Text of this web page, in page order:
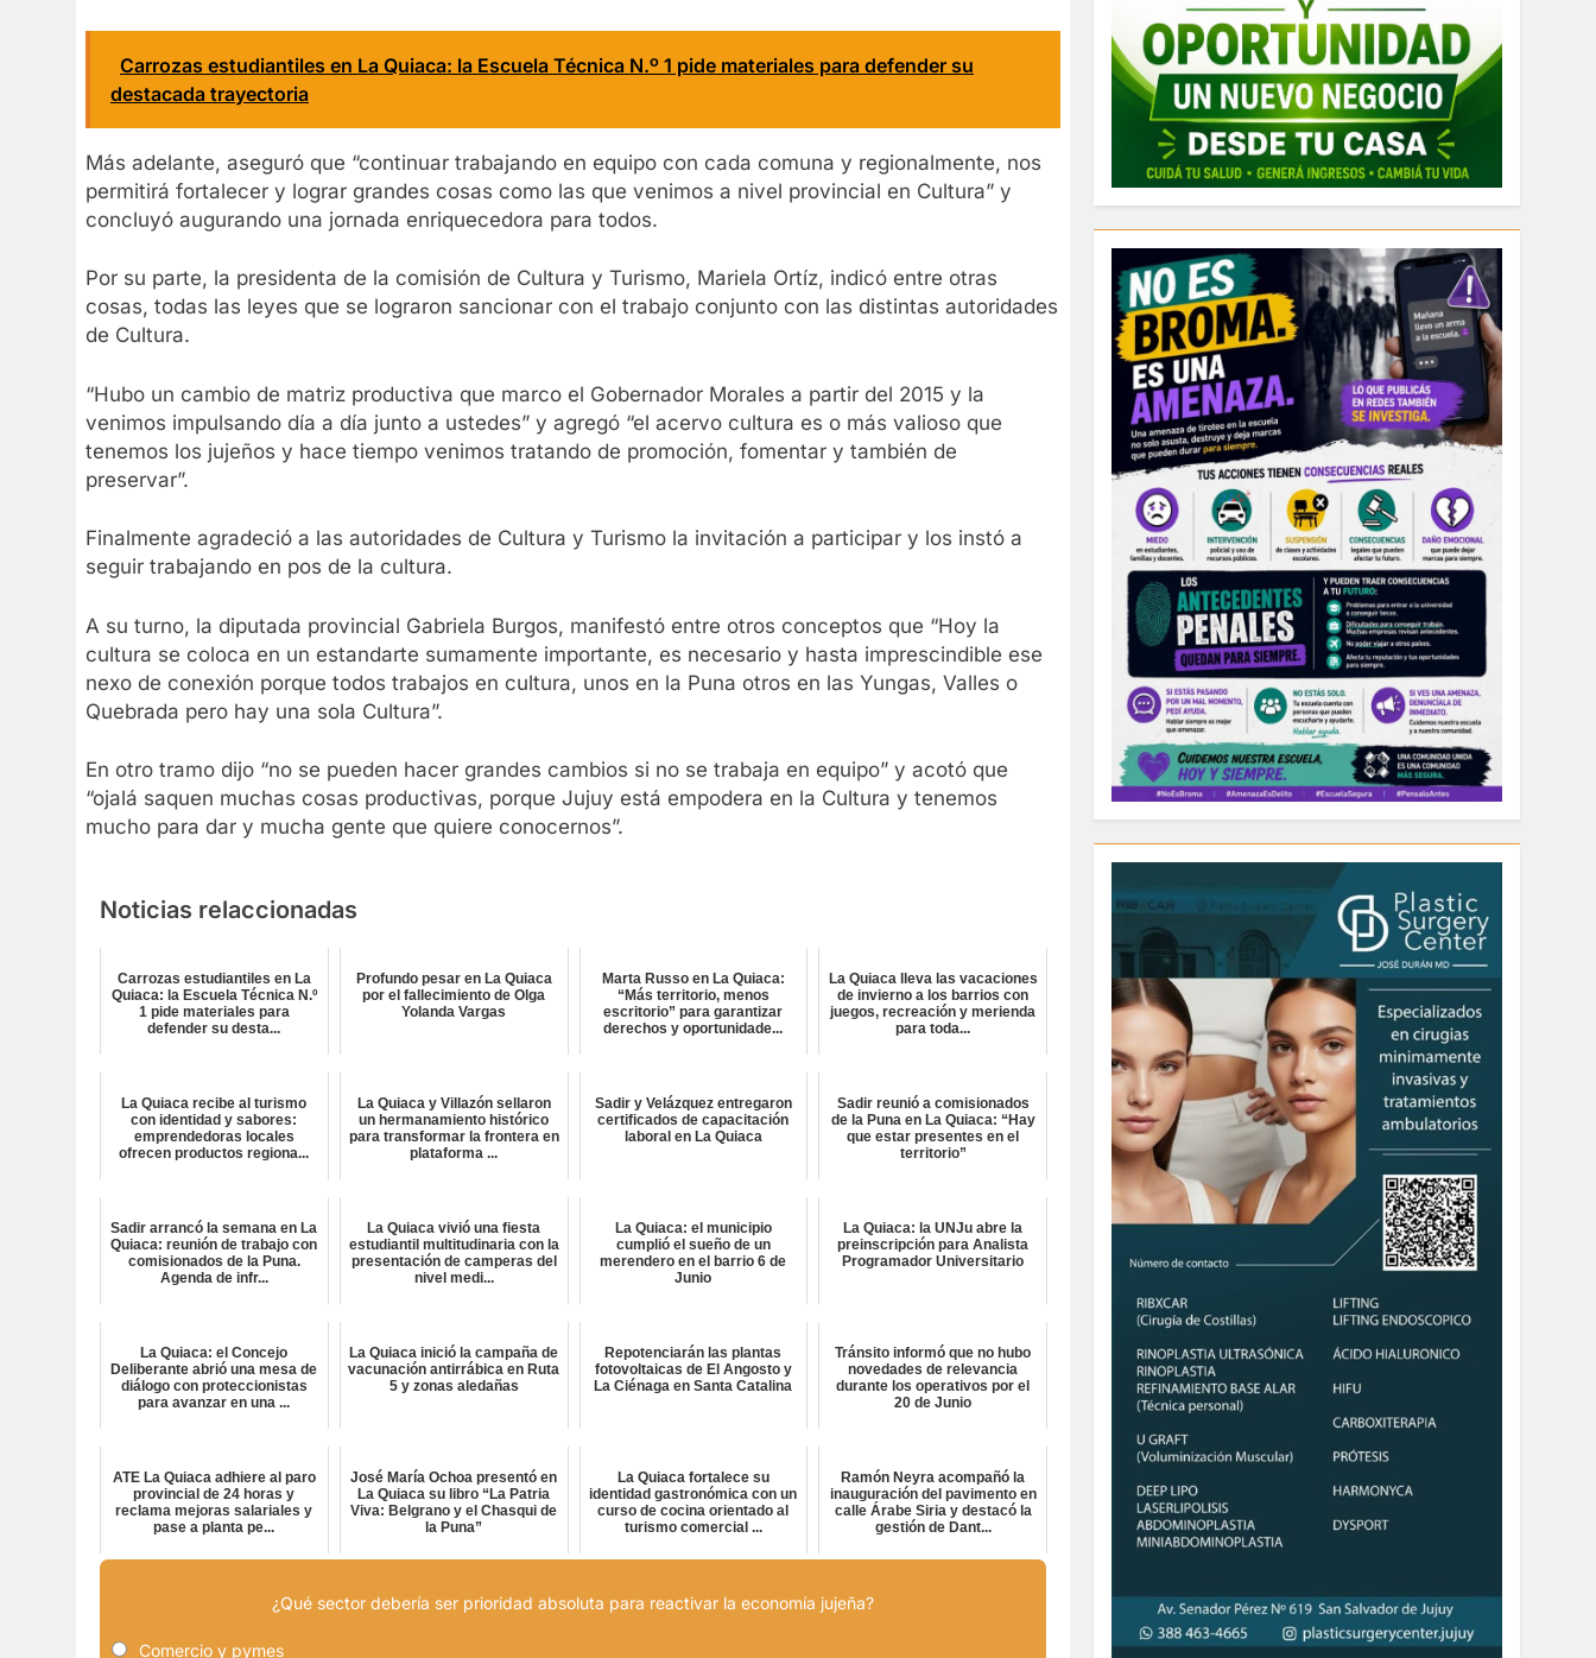
Carrozas estudiantiles en La Quiaca: la Escuela Técnica N.º 1 pide materiales para defender su
destacada trayectoria
Más adelante, aseguró que “continuar trabajando en equipo con cada comuna y regionalmente, nos
permitirá fortalecer y lograr grandes cosas como las que venimos a nivel provincial en Cultura” y
concluyó augurando una jornada enriquecedora para todos.
Por su parte, la presidenta de la comisión de Cultura y Turismo, Mariela Ortíz, indicó entre otras
cosas, todas las leyes que se lograron sancionar con el trabajo conjunto con las distintas autoridades
de Cultura.
“Hubo un cambio de matriz productiva que marco el Gobernador Morales a partir del 2015 y la
venimos impulsando día a día junto a ustedes” y agregó “el acervo cultura es o más valioso que
tenemos los jujeños y hace tiempo venimos tratando de promoción, fomentar y también de
preservar”.
Finalmente agradeció a las autoridades de Cultura y Turismo la invitación a participar y los instó a
seguir trabajando en pos de la cultura.
A su turno, la diputada provincial Gabriela Burgos, manifestó entre otros conceptos que “Hoy la
cultura se coloca en un estandarte sumamente importante, es necesario y hasta imprescindible ese
nexo de conexión porque todos trabajos en cultura, unos en la Puna otros en las Yungas, Valles o
Quebrada pero hay una sola Cultura”.
En otro tramo dijo “no se pueden hacer grandes cambios si no se trabaja en equipo” y acotó que
“ojalá saquen muchas cosas productivas, porque Jujuy está empodera en la Cultura y tenemos
mucho para dar y mucha gente que quiere conocernos”.
Noticias relaccionadas
Carrozas estudiantiles en La
Quiaca: la Escuela Técnica N.º
1 pide materiales para
defender su desta...
Profundo pesar en La Quiaca
por el fallecimiento de Olga
Yolanda Vargas
Marta Russo en La Quiaca:
“Más territorio, menos
escritorio” para garantizar
derechos y oportunidade...
La Quiaca lleva las vacaciones
de invierno a los barrios con
juegos, recreación y merienda
para toda...
La Quiaca recibe al turismo
con identidad y sabores:
emprendedoras locales
ofrecen productos regiona...
La Quiaca y Villazón sellaron
un hermanamiento histórico
para transformar la frontera en
plataforma ...
Sadir y Velázquez entregaron
certificados de capacitación
laboral en La Quiaca
Sadir reunió a comisionados
de la Puna en La Quiaca: “Hay
que estar presentes en el
territorio”
Sadir arrancó la semana en La
Quiaca: reunión de trabajo con
comisionados de la Puna.
Agenda de infr...
La Quiaca vivió una fiesta
estudiantil multitudinaria con la
presentación de camperas del
nivel medi...
La Quiaca: el municipio
cumplió el sueño de un
merendero en el barrio 6 de
Junio
La Quiaca: la UNJu abre la
preinscripción para Analista
Programador Universitario
La Quiaca: el Concejo
Deliberante abrió una mesa de
diálogo con proteccionistas
para avanzar en una ...
La Quiaca inició la campaña de
vacunación antirrábica en Ruta
5 y zonas aledañas
Repotenciarán las plantas
fotovoltaicas de El Angosto y
La Ciénaga en Santa Catalina
Tránsito informó que no hubo
novedades de relevancia
durante los operativos por el
20 de Junio
ATE La Quiaca adhiere al paro
provincial de 24 horas y
reclama mejoras salariales y
pase a planta pe...
José María Ochoa presentó en
La Quiaca su libro “La Patria
Viva: Belgrano y el Chasqui de
la Puna”
La Quiaca fortalece su
identidad gastronómica con un
curso de cocina orientado al
turismo comercial ...
Ramón Neyra acompañó la
inauguración del pavimento en
calle Árabe Siria y destacó la
gestión de Dant...
¿Qué sector debería ser prioridad absoluta para reactivar la economía jujeña?
Comercio y pymes